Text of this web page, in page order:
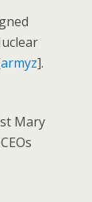
armyz].
Mary